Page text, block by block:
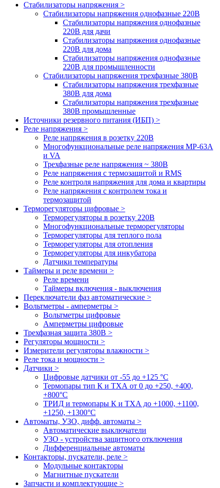
Стабилизаторы напряжения >
Cтабилизаторы напряжения однофазные 220В
Стабилизаторы напряжения однофазные
220В для дачи
Стабилизаторы напряжения однофазные
220В для дома
Стабилизаторы напряжения однофазные
220В для промышленности
Стабилизаторы напряжения трехфазные 380В
Cтабилизаторы напряжения трехфазные
380В для дома
Стабилизаторы напряжения трехфазные
380В промышленные
Источники резервного питания (ИБП) >
Реле напряжения >
Реле напряжения в розетку 220В
Многофункциональные реле напряжения МР-63А
и VA
Трехфазные реле напряжения ~ 380В
Реле напряжения с термозащитой и RMS
Реле контроля напряжения для дома и квартиры
Реле напряжения с контролем тока и
термозащитой
Терморегуляторы цифровые >
Терморегуляторы в розетку 220В
Многофункциональные терморегуляторы
Терморегуляторы для теплого пола
Терморегуляторы для отопления
Терморегуляторы для инкубатора
Датчики температуры
Таймеры и реле времени >
Реле времени
Таймеры включения - выключения
Переключатели фаз автоматические >
Вольтметры - амперметры >
Вольтметры цифровые
Амперметры цифровые
Трехфазная защита 380В >
Регуляторы мощности >
Измерители регуляторы влажности >
Реле тока и мощности >
Датчики >
Цифровые датчики от -55 до +125 °С
Термопары тип К и ТХА от 0 до +250, +400,
+800°C
ТРИД и термопары К и ТХА до +1000, +1100,
+1250, +1300°C
Автоматы, УЗО, дифф. автоматы >
Автоматические выключатели
УЗО - устройства защитного отключения
Дифференциальные автоматы
Контакторы, пускатели, реле >
Модульные контакторы
Магнитные пускатели
Запчасти и комплектующие >